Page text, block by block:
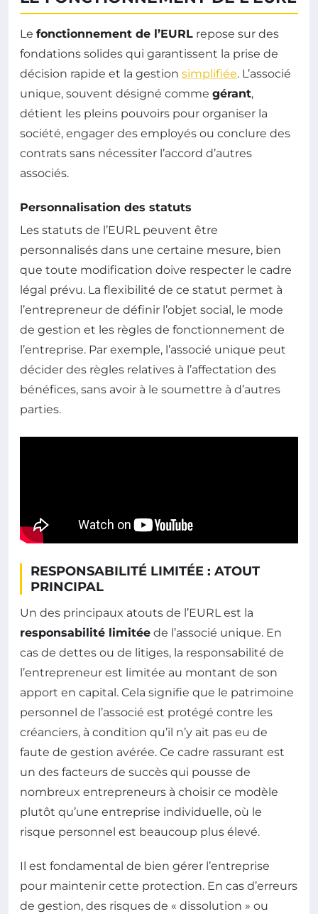
Le fonctionnement de l’EURL repose sur des
fondations solides qui garantissent la prise de
décision rapide et la gestion simplifiée. L’associé
unique, souvent désigné comme gérant,
détient les pleins pouvoirs pour organiser la
société, engager des employés ou conclure des
contrats sans nécessiter l’accord d’autres
associés.
Personnalisation des statuts
Les statuts de l’EURL peuvent être
personnalisés dans une certaine mesure, bien
que toute modification doive respecter le cadre
légal prévu. La flexibilité de ce statut permet à
l’entrepreneur de définir l’objet social, le mode
de gestion et les règles de fonctionnement de
l’entreprise. Par exemple, l’associé unique peut
décider des règles relatives à l’affectation des
bénéfices, sans avoir à le soumettre à d’autres
parties.
RESPONSABILITÉ LIMITÉE : ATOUT
PRINCIPAL
Un des principaux atouts de l’EURL est la
responsabilité limitée de l’associé unique. En
cas de dettes ou de litiges, la responsabilité de
l’entrepreneur est limitée au montant de son
apport en capital. Cela signifie que le patrimoine
personnel de l’associé est protégé contre les
créanciers, à condition qu’il n’y ait pas eu de
faute de gestion avérée. Ce cadre rassurant est
un des facteurs de succès qui pousse de
nombreux entrepreneurs à choisir ce modèle
plutôt qu’une entreprise individuelle, où le
risque personnel est beaucoup plus élevé.
Il est fondamental de bien gérer l’entreprise
pour maintenir cette protection. En cas d’erreurs
de gestion, des risques de « dissolution » ou